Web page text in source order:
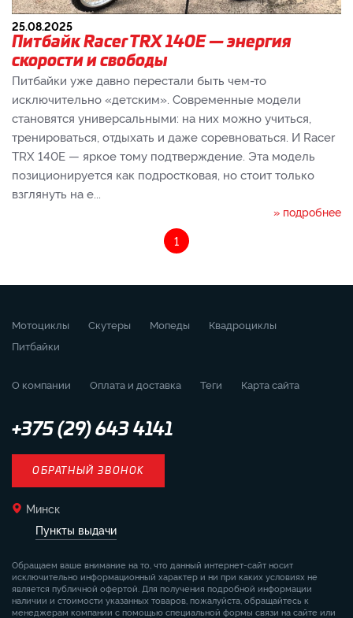
25.08.2025
Питбайк Racer TRX 140E — энергия
скорости и свободы
Питбайки уже давно перестали быть чем-то
исключительно «детским». Современные модели
становятся универсальными: на них можно учиться,
тренироваться, отдыхать и даже соревноваться. И Racer
TRX 140E — яркое тому подтверждение. Эта модель
позиционируется как подростковая, но стоит только
взглянуть на е...
» подробнее
1
Мотоциклы Скутеры Мопеды
Квадроциклы
Питбайки
О компании Оплата и доставка Теги Карта сайта
+375 (29) 643 4141
ОБРАТНЫЙ ЗВОНОК
Минск
Пункты выдачи
Обращаем ваше внимание на то, что данный интернет-сайт носит
исключительно информационный характер и ни при каких условиях не
является публичной офертой. Для получения подробной информации
наличии и стоимости указанных товаров, пожалуйста, обращайтесь к
менеджерам компании с помощью специальной формы связи на сайте или